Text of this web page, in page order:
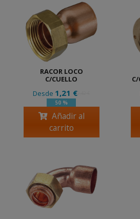
RACOR LOCO
C/CUELLO
Desde 1,21 €
50 %
Añadir al
carrito